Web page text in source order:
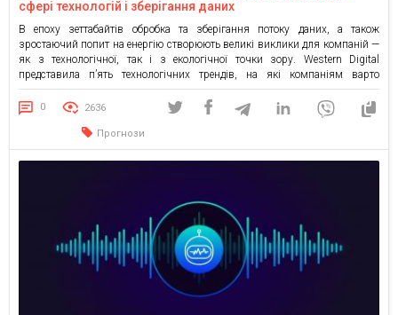
сфері технологій і зберігання даних
В епоху зеттабайтів обробка та зберігання потоку даних, а також
зростаючий попит на енергію створюють великі виклики для компаній —
як з технологічної, так і з екологічної точки зору. Western Digital
представила п’ять технологічних трендів, на які компаніям варто
звернути увагу у 2023. Сталий розвиток як рушійна сила для інновацій
Кількість даних і використання сучасних технологій, […]
0 2636
Прогнози